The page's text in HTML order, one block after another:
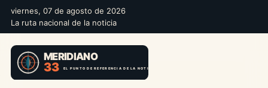
viernes, 07 de agosto de 2026
La ruta nacional de la noticia